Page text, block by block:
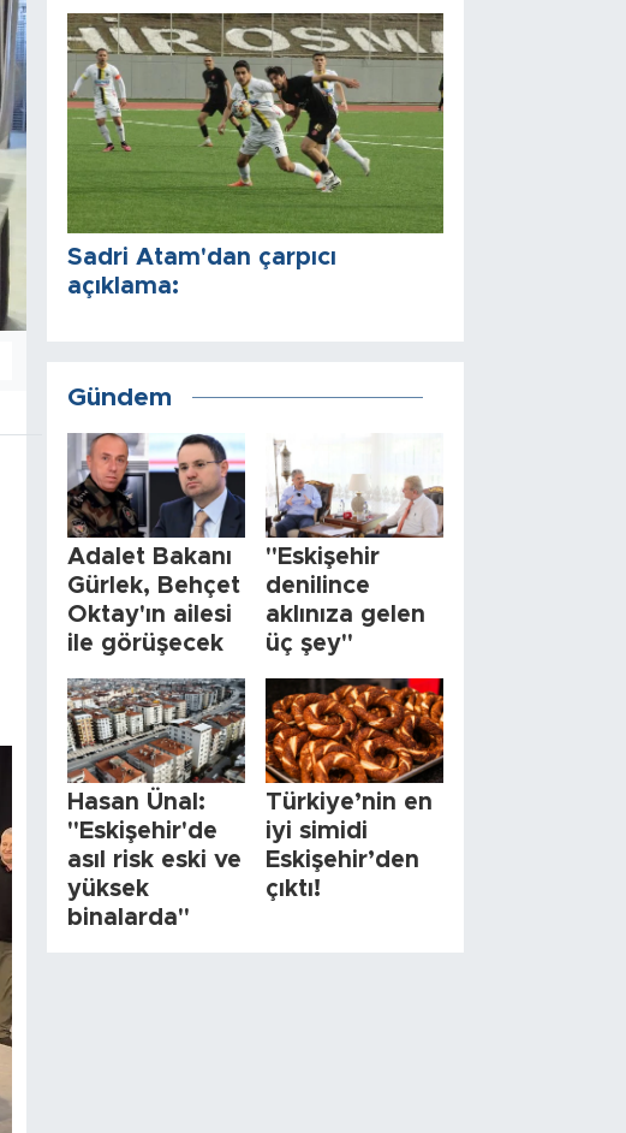
Sadri Atam'dan çarpıcı
açıklama:
Gündem
Adalet Bakanı
Gürlek, Behçet
Oktay'ın ailesi
ile görüşecek
"Eskişehir
denilince
aklınıza gelen
üç şey"
Hasan Ünal:
"Eskişehir'de
asıl risk eski ve
yüksek
binalarda"
Türkiye’nin en
iyi simidi
Eskişehir’den
çıktı!